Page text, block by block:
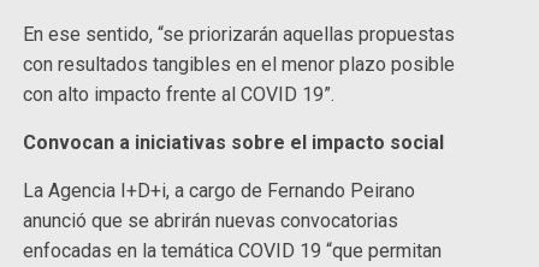
En ese sentido, “se priorizarán aquellas propuestas
con resultados tangibles en el menor plazo posible
con alto impacto frente al COVID 19”.
Convocan a iniciativas sobre el impacto social
La Agencia I+D+i, a cargo de Fernando Peirano
anunció que se abrirán nuevas convocatorias
enfocadas en la temática COVID 19 “que permitan